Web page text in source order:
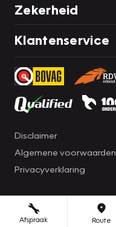
Afspraak Route
Zekerheid
Klantenservice
Disclaimer
Algemene voorwaarden
Privacyverklaring